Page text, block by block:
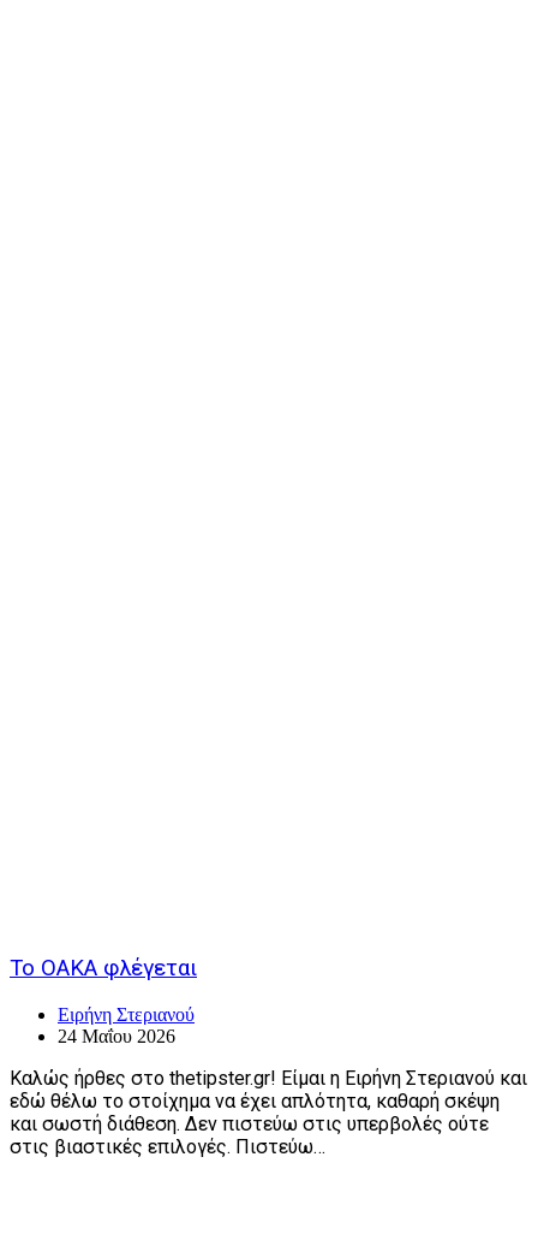
Το ΟΑΚΑ φλέγεται
Ειρήνη Στεριανού
24 Μαΐου 2026
Καλώς ήρθες στο thetipster.gr! Είμαι η Ειρήνη Στεριανού και
εδώ θέλω το στοίχημα να έχει απλότητα, καθαρή σκέψη
και σωστή διάθεση. Δεν πιστεύω στις υπερβολές ούτε
στις βιαστικές επιλογές. Πιστεύω…